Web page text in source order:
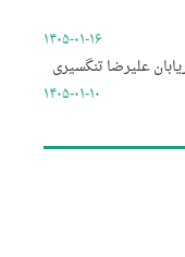
۱۴۰۵-۰۱-۱۶
علیرضا تنگسیری
۱۴۰۵-۰۱-۱۰